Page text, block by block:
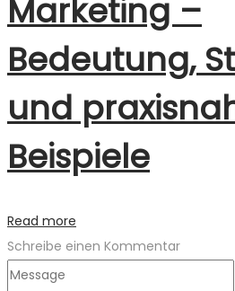
Marketing –
Bedeutung,
und
Beispiele
Read more
Schreibe einen Kommentar